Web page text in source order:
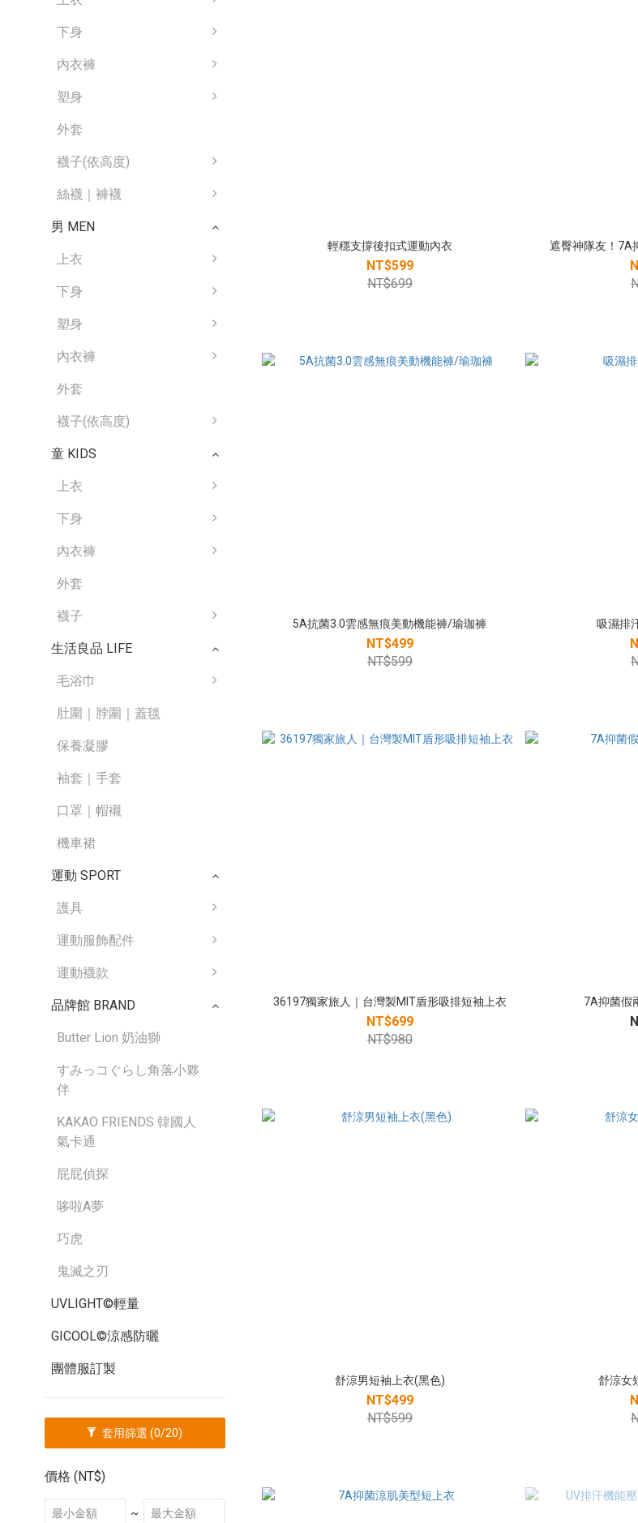
下身
內衣褲
塑身
外套
襪子(依高度)
絲襪｜褲襪
男 MEN
上衣
下身
塑身
內衣褲
外套
襪子(依高度)
童 KIDS
上衣
下身
內衣褲
外套
襪子
生活良品 LIFE
毛浴巾
肚圍｜脖圍｜蓋毯
保養凝膠
袖套｜手套
口罩｜帽襯
機車裙
運動 SPORT
護具
運動服飾配件
運動襪款
品牌館 BRAND
Butter Lion 奶油獅
すみっコぐらし角落小夥
伴
KAKAO FRIENDS 韓國人
氣卡通
屁屁偵探
哆啦A夢
巧虎
鬼滅之刃
UVLIGHT©輕量
GICOOL©涼感防曬
團體服訂製
套用篩選(0/20)
價格 (NT$)
~
輕穩支撐後扣式運動內衣
NT$599
NT$699
遮臀神隊友！7A
5A抗菌3.0雲感無痕美動機能褲/瑜珈褲
NT$499
NT$599
吸濕排
36197獨家旅人｜台灣製MIT盾形吸排短袖上衣
NT$699
NT$980
7A抑菌假
舒涼男短袖上衣(黑色)
NT$499
NT$599
舒涼女